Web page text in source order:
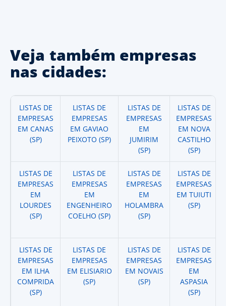
Veja também empresas
nas cidades:
LISTAS DE
EMPRESAS
EM CANAS
(SP)
LISTAS DE
EMPRESAS
EM GAVIAO
PEIXOTO (SP)
LISTAS DE
EMPRESAS
EM
JUMIRIM
(SP)
LISTAS DE
EMPRESAS
EM NOVA
CASTILHO
(SP)
LISTAS DE
EMPRESAS
EM
LOURDES
(SP)
LISTAS DE
EMPRESAS
EM
ENGENHEIRO
COELHO (SP)
LISTAS DE
EMPRESAS
EM
HOLAMBRA
(SP)
LISTAS DE
EMPRESAS
EM TUIUTI
(SP)
LISTAS DE
EMPRESAS
EM ILHA
COMPRIDA
(SP)
LISTAS DE
EMPRESAS
EM ELISIARIO
(SP)
LISTAS DE
EMPRESAS
EM NOVAIS
(SP)
LISTAS DE
EMPRESAS
EM
ASPASIA
(SP)